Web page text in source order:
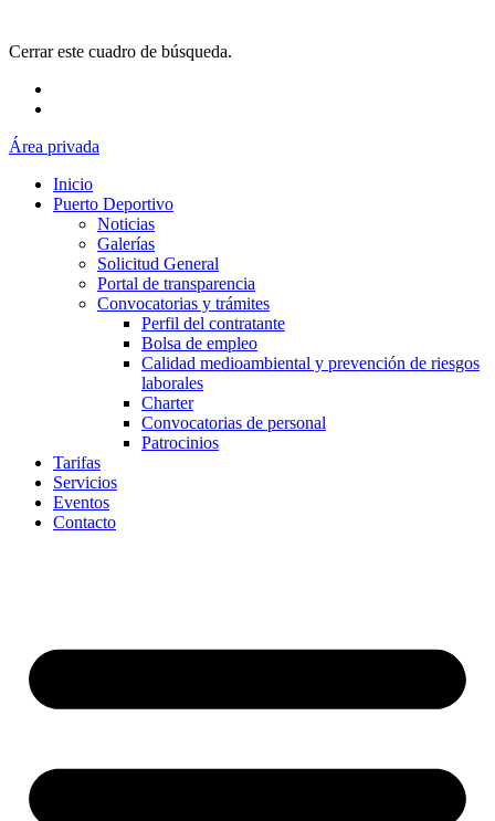
Cerrar este cuadro de búsqueda.
Área privada
Inicio
Puerto Deportivo
Noticias
Galerías
Solicitud General
Portal de transparencia
Convocatorias y trámites
Perfil del contratante
Bolsa de empleo
Calidad medioambiental y prevención de riesgos
laborales
Charter
Convocatorias de personal
Patrocinios
Tarifas
Servicios
Eventos
Contacto